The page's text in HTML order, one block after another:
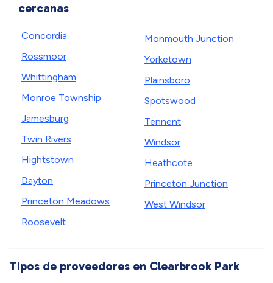
cercanas
Concordia
Rossmoor
Whittingham
Monroe Township
Jamesburg
Twin Rivers
Hightstown
Dayton
Princeton Meadows
Roosevelt
Monmouth Junction
Yorketown
Plainsboro
Spotswood
Tennent
Windsor
Heathcote
Princeton Junction
West Windsor
Tipos de proveedores en Clearbrook Park